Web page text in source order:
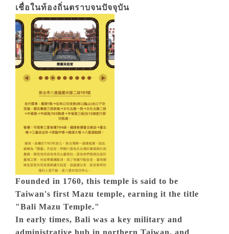
เชื่อในท้องถิ่นตราบจนปัจจุบัน
Founded in 1760, this temple is said to be
Taiwan's first Mazu temple, earning it the title
"Bali Mazu Temple."
In early times, Bali was a key military and
administrative hub in northern Taiwan, and